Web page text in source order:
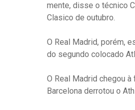
mente, disse o técnico
Clasico de outubro.
O Real Madrid, porém,
do segundo colocado
O Real Madrid chegou
Barcelona derrotou o